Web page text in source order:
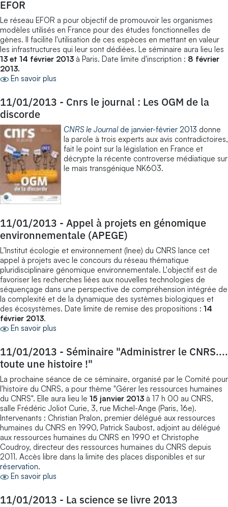
EFOR
Le réseau EFOR a pour objectif de promouvoir les organismes
modèles utilisés en France pour des études fonctionnelles de
gènes. Il facilite l'utilisation de ces espèces en mettant en valeur
les infrastructures qui leur sont dédiées. Le séminaire aura lieu les
13 et 14 février 2013 à Paris. Date limite d'inscription : 8 février
2013.
En savoir plus
11/01/2013 - Cnrs le journal : Les OGM de la
discorde
CNRS le Journalde janvier-février 2013 donne
la parole à trois experts aux avis contradictoires,
fait le point sur la législation en France et
décrypte la récente controverse médiatique sur
le maïs transgénique NK603.
11/01/2013 - Appel à projets en génomique
environnementale (APEGE)
L’Institut écologie et environnement (Inee) du CNRS lance cet
appel à projets avec le concours du réseau thématique
pluridisciplinaire génomique environnementale. L'objectif est de
favoriser les recherches liées aux nouvelles technologies de
séquençage dans une perspective de compréhension intégrée de
la complexité et de la dynamique des systèmes biologiques et
des écosystèmes. Date limite de remise des propositions : 14
février 2013.
En savoir plus
11/01/2013 - Séminaire "Administrer le CNRS....
toute une histoire !"
La prochaine séance de ce séminaire, organisé par le Comité pour
l'histoire du CNRS, a pour thème "Gérer les ressources humaines
du CNRS". Elle aura lieu le 15 janvier 2013 à 17 h 00 au CNRS,
salle Frédéric Joliot Curie, 3, rue Michel-Ange (Paris, 16e).
Intervenants : Christian Pralon, premier délégué aux ressources
humaines du CNRS en 1990, Patrick Saubost, adjoint au délégué
aux ressources humaines du CNRS en 1990 et Christophe
Coudroy, directeur des ressources humaines du CNRS depuis
2011. Accès libre dans la limite des places disponibles et sur
réservation.
En savoir plus
11/01/2013 - La science se livre 2013